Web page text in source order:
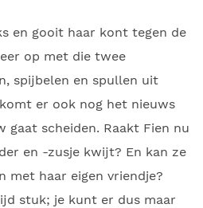
en gooit haar kont tegen de
op met die twee
spijbelen en spullen uit
er ook nog het nieuws
gaat scheiden. Raakt Fien nu
en -zusje kwijt? En kan ze
met haar eigen vriendje?
stuk; je kunt er dus maar